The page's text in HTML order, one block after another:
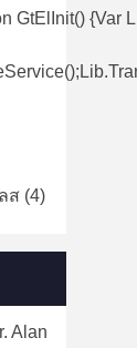
GtElInit() {var
ส (4)
Alan